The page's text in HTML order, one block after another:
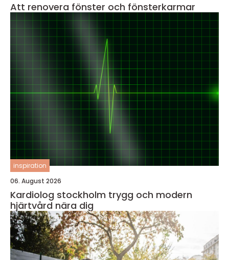
Att renovera fönster och fönsterkarmar
inspiration
06. August 2026
Kardiolog stockholm trygg och modern
hjärtvård nära dig